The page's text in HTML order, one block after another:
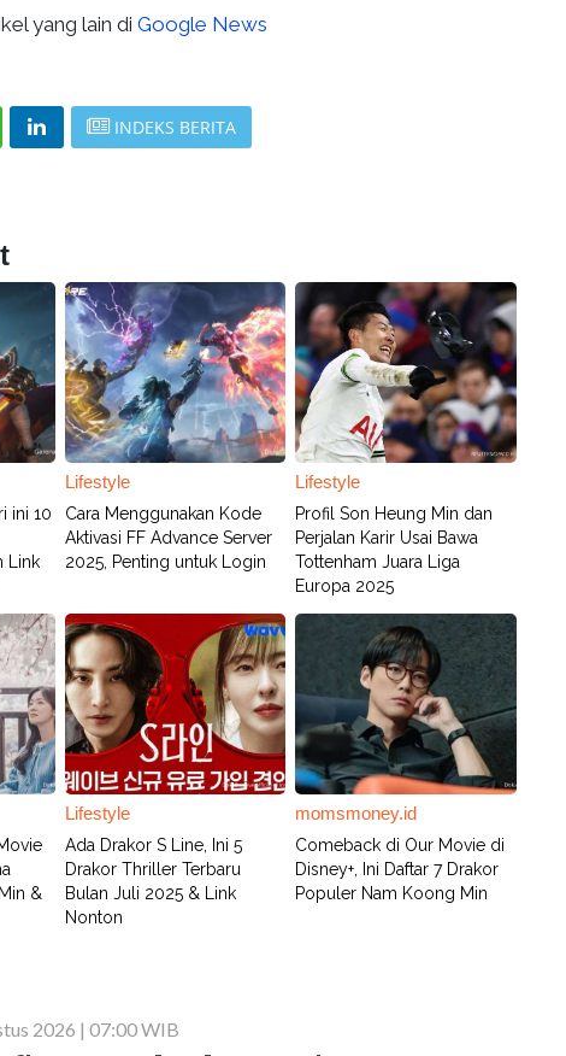
yang lain di Google News
INDEKS BERITA
ini 10
Link
Lifestyle
Cara Menggunakan Kode
Aktivasi FF Advance Server
2025, Penting untuk Login
Lifestyle
Profil Son Heung Min dan
Perjalan Karir Usai Bawa
Tottenham Juara Liga
Europa 2025
&
Lifestyle
Ada Drakor S Line, Ini 5
Drakor Thriller Terbaru
Bulan Juli 2025 & Link
Nonton
momsmoney.id
Comeback di Our Movie di
Disney+, Ini Daftar 7 Drakor
Populer Nam Koong Min
2026 | 07:00 WIB